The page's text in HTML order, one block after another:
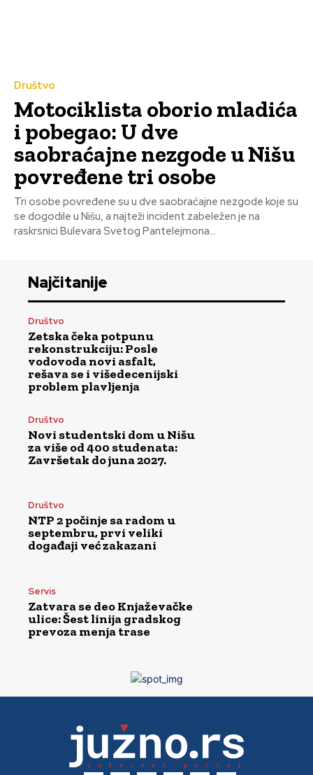
Društvo
Motociklista oborio mladića
i pobegao: U dve
saobraćajne nezgode u Nišu
povređene tri osobe
Tri osobe povređene su u dve saobraćajne nezgode koje su
se dogodile u Nišu, a najteži incident zabeležen je na
raskrsnici Bulevara Svetog Pantelejmona...
Najčitanije
Društvo
Zetska čeka potpunu
rekonstrukciju: Posle
vodovoda novi asfalt,
rešava se i višedecenijski
problem plavljenja
Društvo
Novi studentski dom u Nišu
za više od 400 studenata:
Završetak do juna 2027.
Društvo
NTP 2 počinje sa radom u
septembru, prvi veliki
događaji već zakazani
Servis
Zatvara se deo Knjaževačke
ulice: Šest linija gradskog
prevoza menja trase